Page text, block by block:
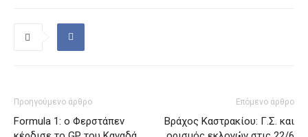
Προηγούμενο άρθρο
Formula 1: ο Φερστάπεν
Επόμενο άρθρο
Βράχος Καστρακίου: Γ.Σ. και